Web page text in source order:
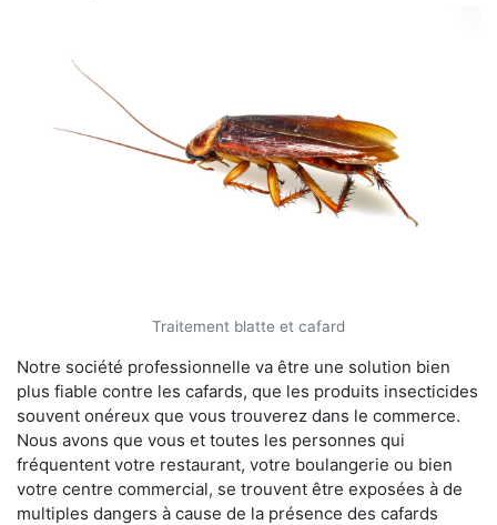
Traitement blatte et cafard
Notre société professionnelle va être une solution bien
plus fiable contre les cafards, que les produits insecticides
souvent onéreux que vous trouverez dans le commerce.
Nous avons que vous et toutes les personnes qui
fréquentent votre restaurant, votre boulangerie ou bien
votre centre commercial, se trouvent être exposées à de
multiples dangers à cause de la présence des cafards